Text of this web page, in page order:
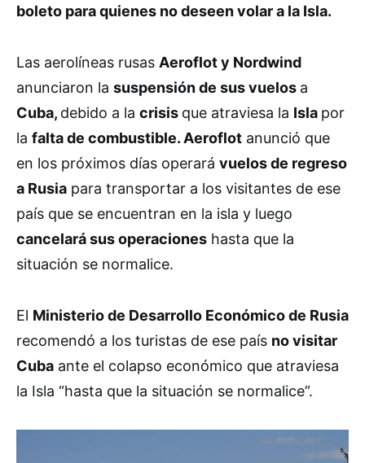
boleto para quienes no deseen volar a la Isla.
Las aerolíneas rusas Aeroflot y Nordwind
anunciaron la suspensión de sus vuelos a
Cuba, debido a la crisis que atraviesa la Isla por
la falta de combustible. Aeroflot anunció que
en los próximos días operará vuelos de regreso
a Rusia para transportar a los visitantes de ese
país que se encuentran en la isla y luego
cancelará sus operaciones hasta que la
situación se normalice.
El Ministerio de Desarrollo Económico de Rusia
recomendó a los turistas de ese país no visitar
Cuba ante el colapso económico que atraviesa
la Isla “hasta que la situación se normalice”.